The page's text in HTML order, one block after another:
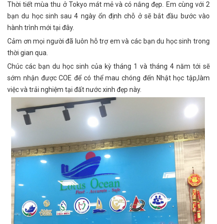
Thời tiết mùa thu ở Tokyo mát mẻ và có nắng đẹp. Em cùng với 2
bạn du học sinh sau 4 ngày ổn định chỗ ở sẽ bắt đầu bước vào
hành trình mới tại đây.
Cảm ơn mọi người đã luôn hỗ trợ em và các bạn du học sinh trong
thời gian qua.
Chúc các bạn du học sinh của kỳ tháng 1 và tháng 4 năm tới sẽ
sớm nhận được COE để có thể mau chóng đến Nhật học tập,làm
việc và trải nghiệm tại đất nước xinh đẹp này.